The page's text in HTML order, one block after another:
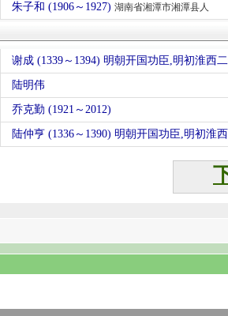
朱子和 (1906～1927) 湖南省湘潭市湘潭县人
谢成 (1339～1394) 明朝开国功臣,明初淮西
陆明伟
乔克勤 (1921～2012)
陆仲亨 (1336～1390) 明朝开国功臣,明初淮